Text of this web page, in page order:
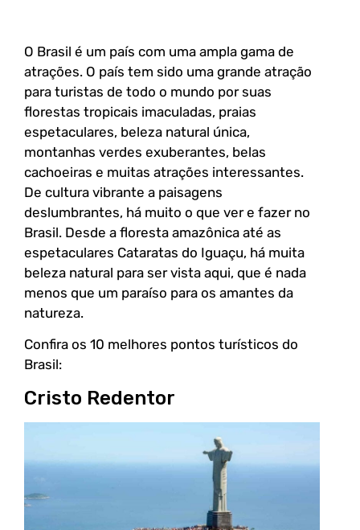
O Brasil é um país com uma ampla gama de
atrações. O país tem sido uma grande atração
para turistas de todo o mundo por suas
florestas tropicais imaculadas, praias
espetaculares, beleza natural única,
montanhas verdes exuberantes, belas
cachoeiras e muitas atrações interessantes.
De cultura vibrante a paisagens
deslumbrantes, há muito o que ver e fazer no
Brasil. Desde a floresta amazônica até as
espetaculares Cataratas do Iguaçu, há muita
beleza natural para ser vista aqui, que é nada
menos que um paraíso para os amantes da
natureza.
Confira os 10 melhores pontos turísticos do
Brasil:
Cristo Redentor